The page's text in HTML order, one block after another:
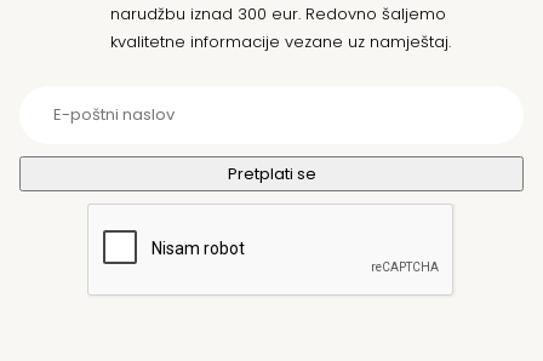
narudžbu iznad 300 eur. Redovno šaljemo
kvalitetne informacije vezane uz namještaj.